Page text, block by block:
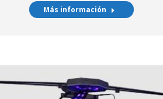
Más información